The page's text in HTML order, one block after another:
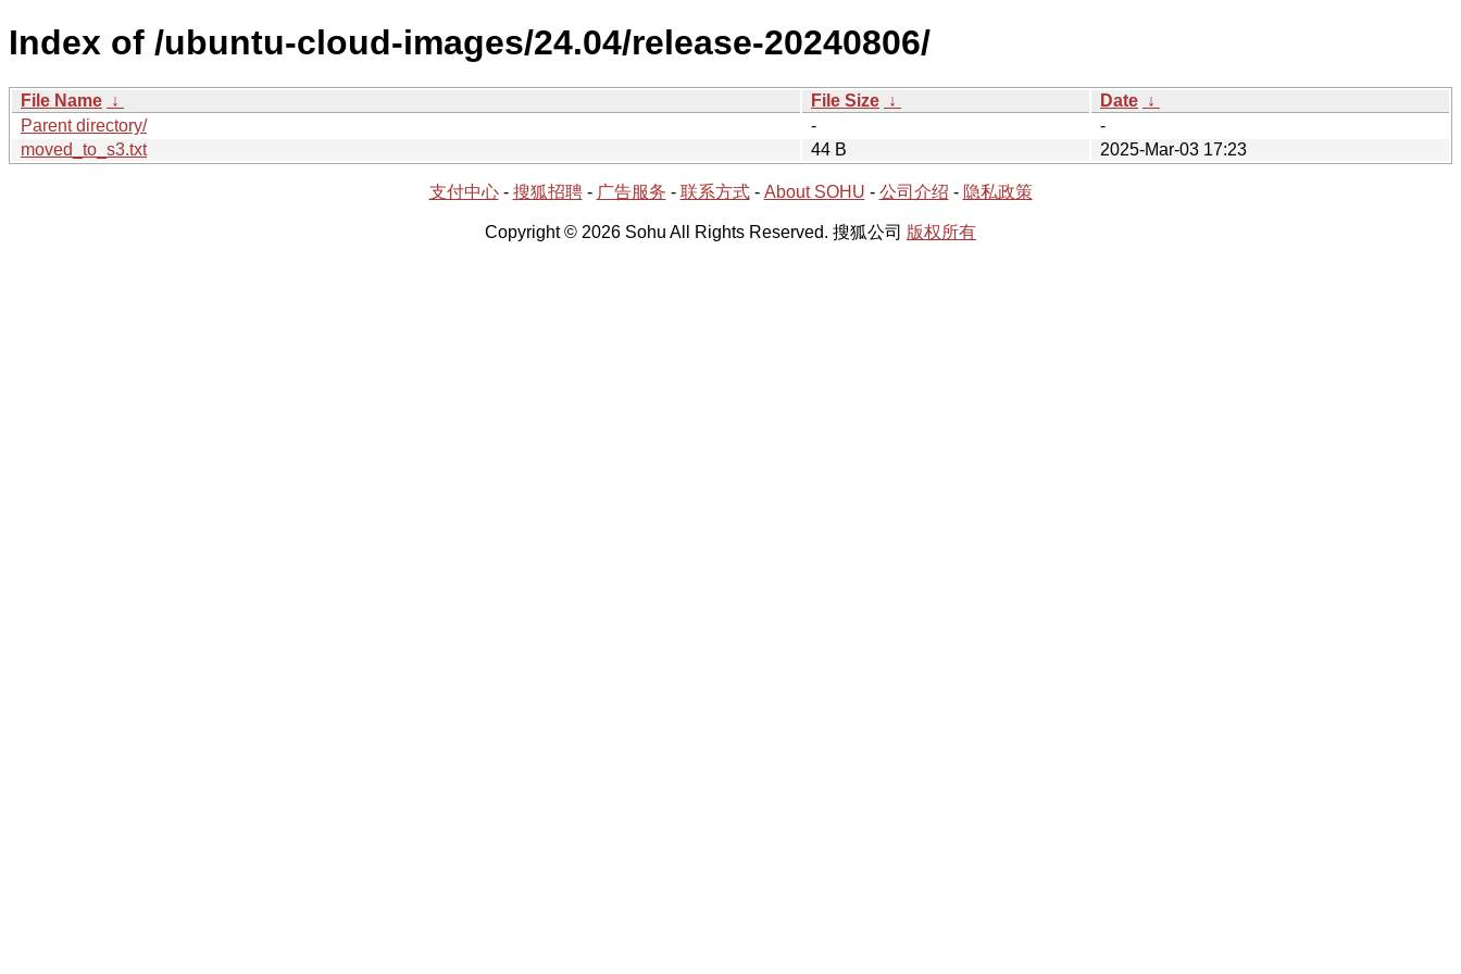
Index of /ubuntu-cloud-images/24.04/release-20240806/
File Name ↓ File Size ↓ Date ↓
Parent directory/
-
-
moved_to_s3.txt
44 B 2025-Mar-03 17:23
支付中心- 搜狐招聘- 广告服务 - 联系方式- About SOHU - 公司介绍 - 隐私政策
Copyright © 2026 Sohu All Rights Reserved. 搜狐公司 版权所有